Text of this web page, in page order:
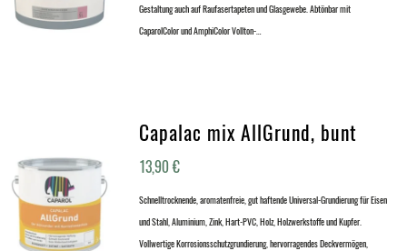
Gestaltung auch auf Raufasertapeten und Glasgewebe. Abtönbar mit
CaparolColor und AmphiColor Vollton-…
Capalac mix AllGrund, bunt
13,90€
Schnelltrocknende, aromatenfreie, gut haftende Universal-Grundierung für Eisen
und Stahl, Aluminium, Zink, Hart-PVC, Holz, Holzwerkstoffe und Kupfer.
Vollwertige Korrosionsschutzgrundierung, hervorragendes Deckvermögen,